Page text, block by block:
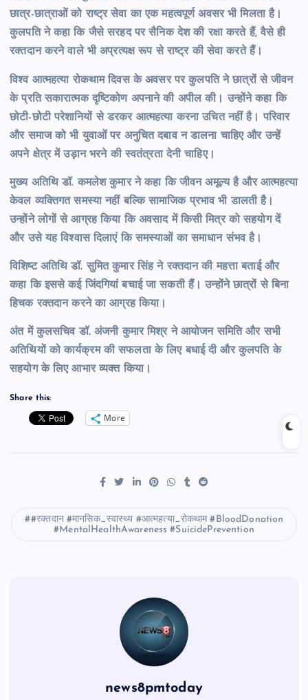
छात्र-छात्राओं को राष्ट्र सेवा का एक महत्वपूर्ण अवसर भी मिलता है।
कुलपति ने कहा कि जैसे सरहद पर सैनिक देश की रक्षा करते हैं, वैसे ही
रक्तदान करने वाले भी अप्रत्यक्ष रूप से राष्ट्र की सेवा करते हैं।
विश्व आत्महत्या रोकथाम दिवस के अवसर पर कुलपति ने छात्रों से जीवन
के प्रति सकारात्मक दृष्टिकोण अपनाने की अपील की। उन्होंने कहा कि
छोटी-छोटी परेशानियों से डरकर आत्महत्या करना उचित नहीं है। परिवार
और समाज को भी युवाओं पर अनुचित दबाव न डालना चाहिए और उन्हें
अपने क्षेत्र में उड़ान भरने की स्वतंत्रता देनी चाहिए।
मुख्य अतिथि डॉ. कमलेश कुमार ने कहा कि जीवन अमूल्य है और आत्महत्या
केवल व्यक्तिगत समस्या नहीं बल्कि सामाजिक प्रभाव भी डालती है।
उन्होंने लोगों से आग्रह किया कि अवसाद में किसी मित्र को सहयोग दें
और उसे यह विश्वास दिलाएं कि समस्याओं का समाधान संभव है।
विशिष्ट अतिथि डॉ. सुमित कुमार सिंह ने रक्तदान की महत्ता बताई और
कहा कि इससे कई जिंदगियां बचाई जा सकती हैं। उन्होंने छात्रों से बिना
हिचक रक्तदान करने का आग्रह किया।
अंत में कुलसचिव डॉ. अंजनी कुमार मिश्र ने आयोजन समिति और सभी
अतिथियों को कार्यक्रम की सफलता के लिए बधाई दी और कुलपति के
सहयोग के लिए आभार व्यक्त किया।
Share this:
More
#रक्तदान #मानसिक_स्वास्थ्य #आत्महत्या_रोकथाम #BloodDonation
#MentalHealthAwareness #SuicidePrevention
news8pmtoday